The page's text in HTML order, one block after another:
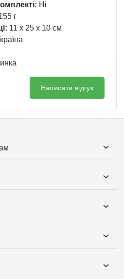
Ні
г
11 x 25 x 10 см
Написати відгук